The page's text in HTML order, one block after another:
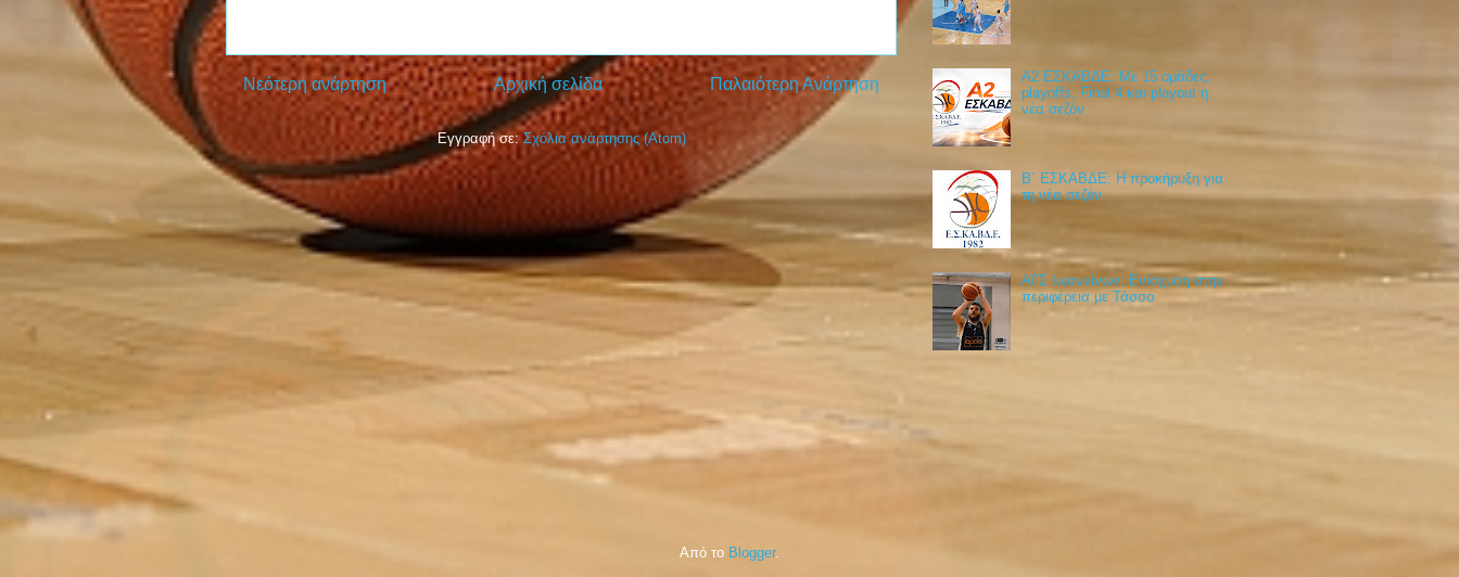
Νεότερη ανάρτηση Παλαιότερη Ανάρτηση
Αρχική σελίδα
Εγγραφή σε:Σχόλια ανάρτησης (Atom)
Α2 ΕΣΚΑΒΔΕ: Με 15 ομάδες,
playoffs, Final 4 και playout η
νέα σεζόν
Β΄ ΕΣΚΑΒΔΕ: Η προκήρυξη για
τη νέα σεζόν
ΑΓΣ Ιωαννίνων: Ενίσχυση στην
περιφέρεια με Τάσσο
Από το Blogger.